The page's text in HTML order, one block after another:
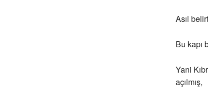
Asıl
Bu kapı
Yani
açılmış,